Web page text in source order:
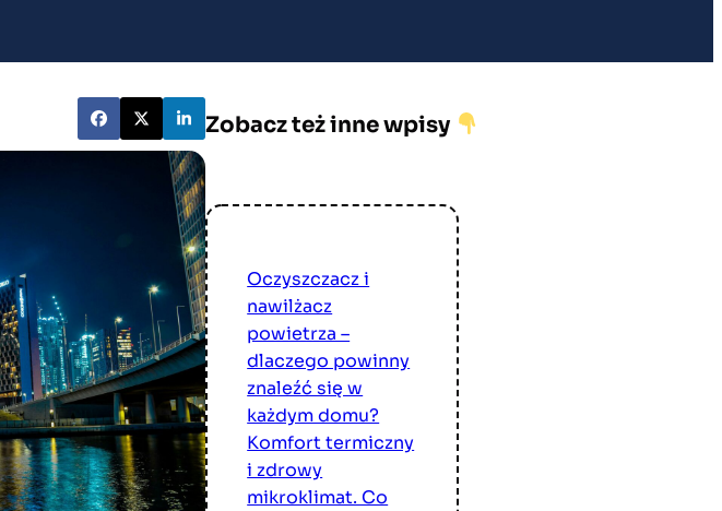
Zobacz też inne wpisy
Oczyszczacz i
nawilżacz
powietrza –
dlaczego powinny
znaleźć się w
każdym domu?
Komfort termiczny
i zdrowy
mikroklimat. Co